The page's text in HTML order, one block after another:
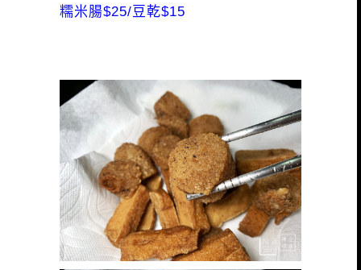
糯米腸$25/豆乾$15